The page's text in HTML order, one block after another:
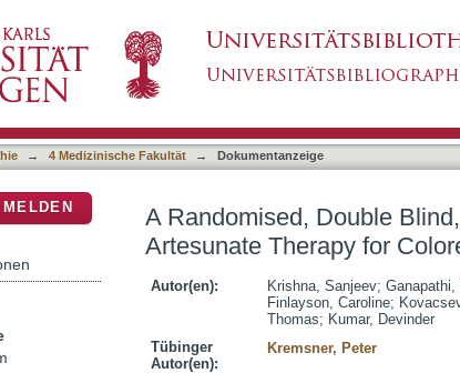
→ 4 Medizinische Fakultät → Dokumentanzeige
A Randomised, Double
Artesunate Therapy for
Autor(en): Krishna, Sanjeev; Ganapathi,
Finlayson, Caroline;
Thomas; Kumar, Devinder
Tübinger
Autor(en):
Kremsner, Peter